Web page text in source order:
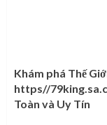
Khám phá Thế
https//
Toàn và Uy Tín